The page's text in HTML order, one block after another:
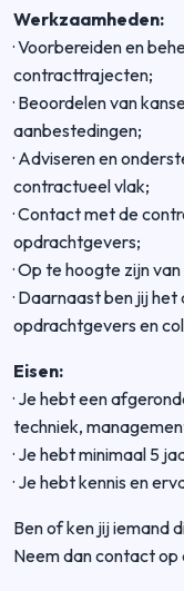
Werkzaamheden:
·Voorbereiden en
contracttrajecten;
· Beoordelen van
aanbestedingen;
· Adviseren en
contractueel vlak;
·Contact met de
opdrachtgevers;
·Op te hoogte zijn
· Daarnaast ben jij
opdrachtgevers en
Eisen:
· Je hebt een
techniek,
· Je hebt minimaal 5
· Je hebt kennis en
Ben of ken jij iemand
Neem dan contact